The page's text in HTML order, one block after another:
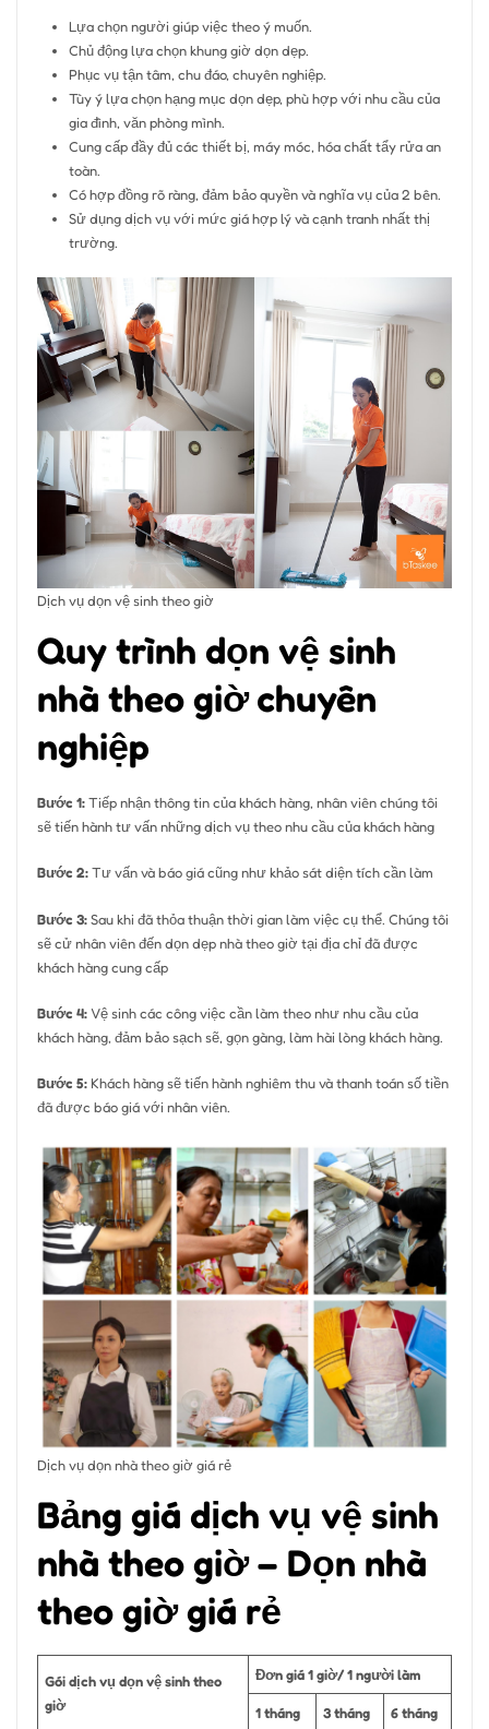
Lựa chọn người giúp việc theo ý muốn.
Chủ động lựa chọn khung giờ dọn dẹp.
Phục vụ tận tâm, chu đáo, chuyên nghiệp.
Tùy ý lựa chọn hạng mục dọn dẹp, phù hợp với nhu cầu của
gia đình, văn phòng mình.
Cung cấp đầy đủ các thiết bị, máy móc, hóa chất tẩy rửa an
toàn.
Có hợp đồng rõ ràng, đảm bảo quyền và nghĩa vụ của 2 bên.
Sử dụng dịch vụ với mức giá hợp lý và cạnh tranh nhất thị
trường.
Dịch vụ dọn vệ sinh theo giờ
Quy trình dọn vệ sinh
nhà theo giờ chuyên
nghiệp
Bước 1:Tiếp nhận thông tin của khách hàng, nhân viên chúng tôi
sẽ tiến hành tư vấn những dịch vụ theo nhu cầu của khách hàng
Bước 2:Tư vấn và báo giá cũng như khảo sát diện tích cần làm
Bước 3:Sau khi đã thỏa thuận thời gian làm việc cụ thể. Chúng tôi
sẽ cử nhân viên đến dọn dẹp nhà theo giờ tại địa chỉ đã được
khách hàng cung cấp
Bước 4:Vệ sinh các công việc cần làm theo như nhu cầu của
khách hàng, đảm bảo sạch sẽ, gọn gàng, làm hài lòng khách hàng.
Bước 5: Khách hàng sẽ tiến hành nghiêm thu và thanh toán số tiền
đã được báo giá với nhân viên.
Dịch vụ dọn nhà theo giờ giá rẻ
Bảng giá dịch vụ vệ sinh
nhà theo giờ – Dọn nhà
theo giờ giá rẻ
Gói dịch vụ dọn vệ sinh theo
giờ
Đơn giá 1 giờ/ 1 người làm
1 tháng 3 tháng 6 tháng